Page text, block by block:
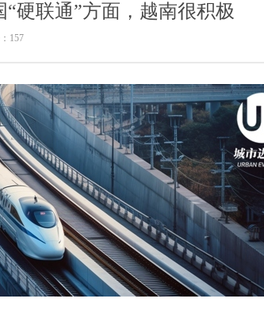
硬联通”方面，越南很积极
157